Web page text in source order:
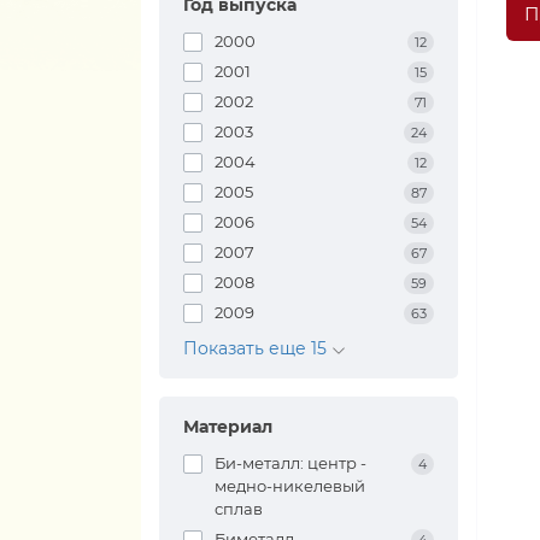
Год выпуска
2000 12
2001 15
2002 71
2003 24
2004 12
2005 87
2006 54
2007 67
2008 59
2009 63
Показать еще 15
Материал
Би-металл: центр -
медно-никелевый
сплав
4